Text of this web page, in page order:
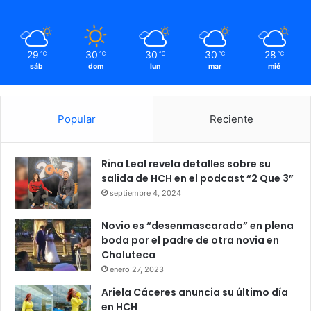
29 ℃
sáb
30 ℃
dom
30 ℃
lun
30 ℃
mar
28 ℃
mié
Popular Reciente
Rina Leal revela detalles sobre su
salida de HCH en el podcast “2 Que 3”
septiembre 4, 2024
Novio es “desenmascarado” en plena
boda por el padre de otra novia en
Choluteca
enero 27, 2023
Ariela Cáceres anuncia su último día
en HCH